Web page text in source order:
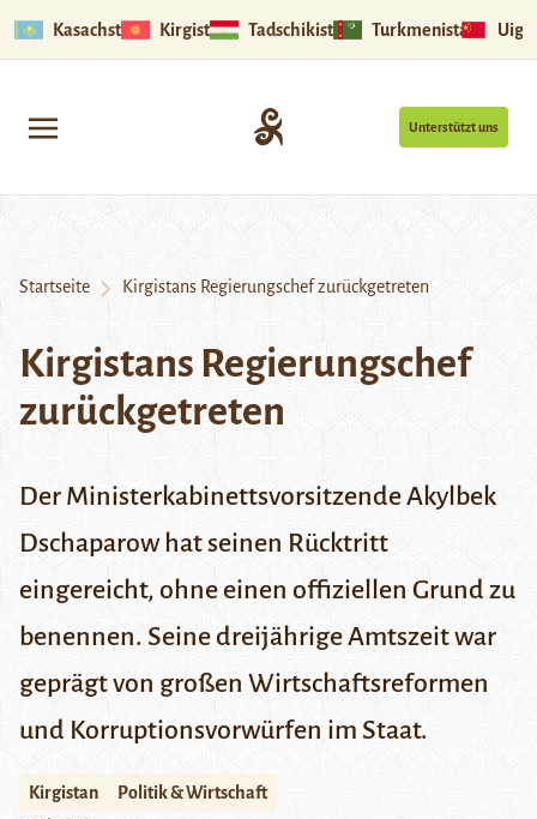
Kasachstan Kirgistan Tadschikistan Turkmenistan
Unterstützt uns
Startseite Kirgistans Regierungschef zurückgetreten
Kirgistans Regierungschef
zurückgetreten
Der Ministerkabinettsvorsitzende Akylbek
Dschaparow hat seinen Rücktritt
eingereicht, ohne einen offiziellen Grund zu
benennen. Seine dreijährige Amtszeit war
geprägt von großen Wirtschaftsreformen
und Korruptionsvorwürfen im Staat.
Kirgistan
Politik & Wirtschaft